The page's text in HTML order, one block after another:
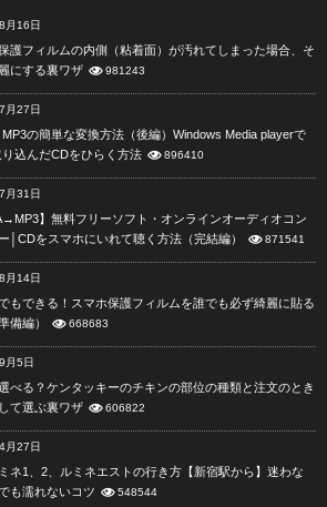
月16日
護フィルムの内側（粘着面）が汚れてしまった場合、そ
にする裏ワザ
981243
月27日
の簡単な変換方法（後編）Windows Media playerで
り込んだCDをひらく方法
896410
月31日
】無料フリーソフト・オンラインオーディオコン
│CDをスマホにいれて聴く方法（完結編）
871541
月14日
もできる！スマホ保護フィルムを誰でも必ず綺麗に貼る
備編）
668683
月5日
べる？ケンタッキーのチキンの部位の種類と注文のとき
て選ぶ裏ワザ
606822
月27日
ネ1、2、ルミネエストの行き方【新宿駅から】迷わな
も濡れないコツ
548544